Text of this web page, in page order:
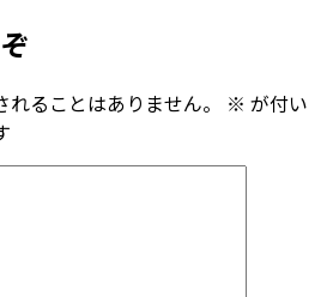
ることはありません。 ※ が付い